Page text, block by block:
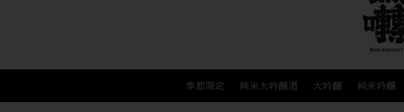
季節限定 純米大吟醸酒 大吟醸 純米吟醸